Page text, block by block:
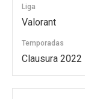
Liga
Valorant
Temporadas
Clausura 2022